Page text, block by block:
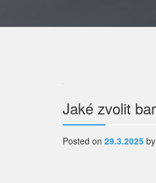
Jaké zvolit
Posted on 29.3.2025 by
Navigace
pro
příspěvek